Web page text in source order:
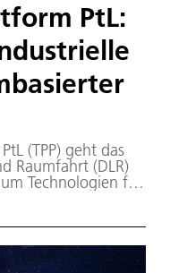
PtL:
(TPP) geht das
Raumfahrt (DLR)
Technologien für